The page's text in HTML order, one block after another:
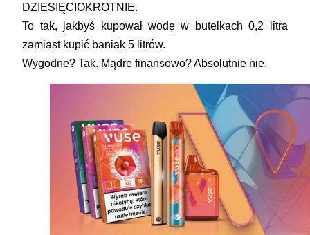
DZIESIĘCIOKROTNIE.
To tak, jakbyś kupował wodę w butelkach 0,2 litra
zamiast kupić baniak 5 litrów.
Wygodne? Tak. Mądre finansowo? Absolutnie nie.